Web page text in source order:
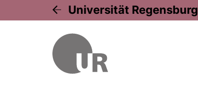
Universität Regensburg